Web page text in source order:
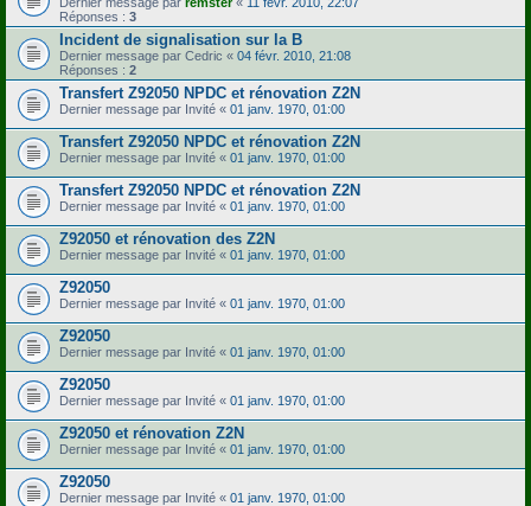
Réponses : 3
Incident de signalisation sur la B
Dernier message par Cedric « 04 févr. 2010, 21:08
Réponses : 2
Transfert Z92050 NPDC et rénovation Z2N
Dernier message par Invité « 01 janv. 1970, 01:00
Transfert Z92050 NPDC et rénovation Z2N
Dernier message par Invité « 01 janv. 1970, 01:00
Transfert Z92050 NPDC et rénovation Z2N
Dernier message par Invité « 01 janv. 1970, 01:00
Z92050 et rénovation des Z2N
Dernier message par Invité « 01 janv. 1970, 01:00
Z92050
Dernier message par Invité « 01 janv. 1970, 01:00
Z92050
Dernier message par Invité « 01 janv. 1970, 01:00
Z92050
Dernier message par Invité « 01 janv. 1970, 01:00
Z92050 et rénovation Z2N
Dernier message par Invité « 01 janv. 1970, 01:00
Z92050
Dernier message par Invité « 01 janv. 1970, 01:00